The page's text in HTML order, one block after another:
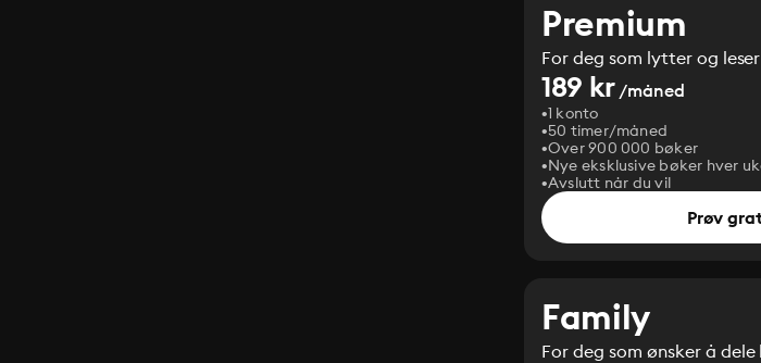
Premium
For deg som lytter og
189 kr/måned
1 konto
50 timer/måned
Over 900 000 bøker
Nye eksklusive bøker hver
Avslutt når du vil
Prøv
Family
For deg som ønsker å